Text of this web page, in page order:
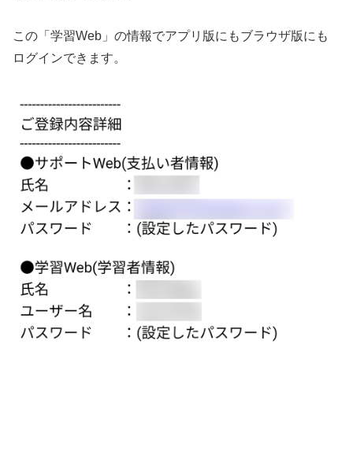
この「学習Web」の情報でアプリ版にもブラウザ版にも
ログインできます。